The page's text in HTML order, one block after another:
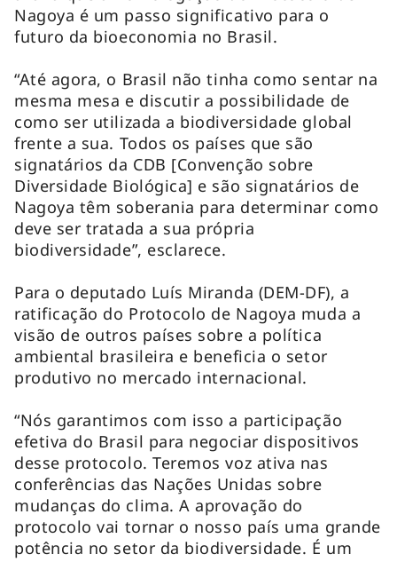
Nagoya é um passo significativo para o
futuro da bioeconomia no Brasil.
“Até agora, o Brasil não tinha como sentar na
mesma mesa e discutir a possibilidade de
como ser utilizada a biodiversidade global
frente a sua. Todos os países que são
signatários da CDB [Convenção sobre
Diversidade Biológica] e são signatários de
Nagoya têm soberania para determinar como
deve ser tratada a sua própria
biodiversidade”, esclarece.
Para o deputado Luís Miranda (DEM-DF), a
ratificação do Protocolo de Nagoya muda a
visão de outros países sobre a política
ambiental brasileira e beneficia o setor
produtivo no mercado internacional.
“Nós garantimos com isso a participação
efetiva do Brasil para negociar dispositivos
desse protocolo. Teremos voz ativa nas
conferências das Nações Unidas sobre
mudanças do clima. A aprovação do
protocolo vai tornar o nosso país uma grande
potência no setor da biodiversidade. É um